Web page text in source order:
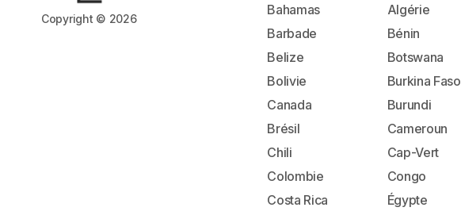
Copyright © 2026
Bahamas
Barbade
Belize
Bolivie
Canada
Brésil
Chili
Colombie
Costa Rica
Algérie
Bénin
Botswana
Burkina Faso
Burundi
Cameroun
Cap-Vert
Congo
Égypte